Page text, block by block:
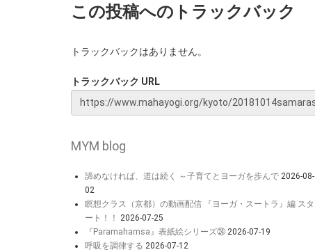
この投稿へのトラックバック
トラックバックはありません。
トラックバック URL
MYM blog
諦めなければ、道は続く ～子育てとヨーガを歩んで 2026-08-
02
瞑想クラス（京都）の動画配信 『ヨーガ・スートラ』編 スタ
ート！！
2026-07-25
『Paramahamsa』表紙絵シリーズ㉔ 2026-07-19
呼吸を調律する 2026-07-12